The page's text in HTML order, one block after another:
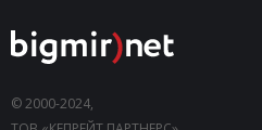
© 2000-2024,